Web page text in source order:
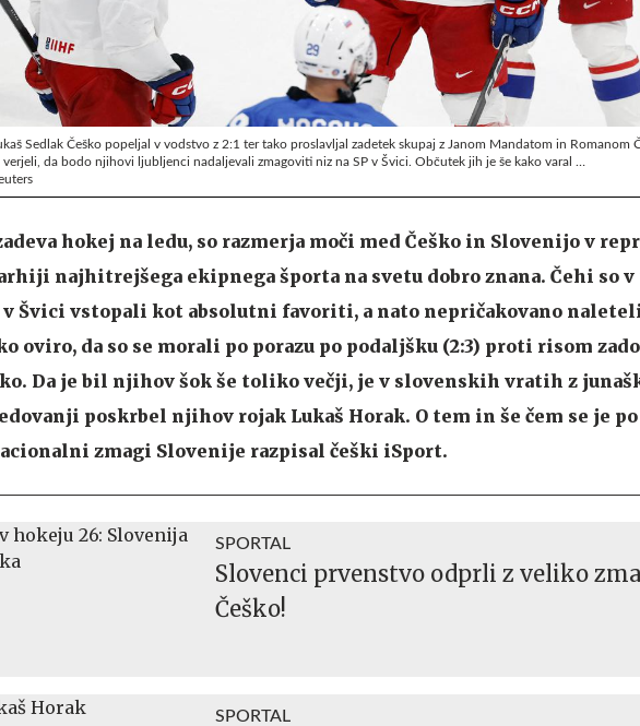
Sedlak Češko popeljal v vodstvo z 2:1 ter tako proslavljal zadetek skupaj z Janom Mandatom in Romanom
verjeli, da bodo njihovi ljubljenci nadaljevali zmagoviti niz na SP v Švici. Občutek jih je še kako varal …
hokej na ledu, so razmerja moči med Češko in Slovenijo v
najhitrejšega ekipnega športa na svetu dobro znana. Čehi so v
v Švici vstopali kot absolutni favoriti, a nato nepričakovano
oviro, da so se morali po porazu po podaljšku (2:3) proti risom
Da je bil njihov šok še toliko večji, je v slovenskih vratih z
poskrbel njihov rojak Lukaš Horak. O tem in še čem se je po
zmagi Slovenije razpisal češki iSport.
SPORTAL
Slovenci prvenstvo odprli z veliko
Češko!
SPORTAL